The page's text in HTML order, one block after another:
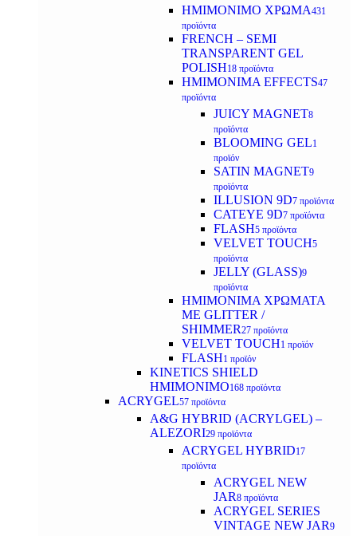
ΗΜΙΜΟΝΙΜΟ ΧΡΩΜΑ431
προϊόντα
FRENCH – SEMI
TRANSPARENT GEL
POLISH18 προϊόντα
HMIMONIMA EFFECTS47
προϊόντα
JUICY MAGNET8
προϊόντα
BLOOMING GEL1
προϊόν
SATIN MAGNET9
προϊόντα
ILLUSION 9D7 προϊόντα
CATEYE 9D7 προϊόντα
FLASH5 προϊόντα
VELVET TOUCH5
προϊόντα
JELLY (GLASS)9
προϊόντα
ΗΜΙΜΟΝΙΜA ΧΡΩΜΑΤΑ
ΜΕ GLITTER /
SHIMMER27 προϊόντα
VELVET TOUCH1 προϊόν
FLASH1 προϊόν
KINETICS SHIELD
ΗΜΙΜΟΝΙΜΟ168 προϊόντα
ACRYGEL57 προϊόντα
A&G HYBRID (ACRYLGEL) –
ALEZORI29 προϊόντα
ACRYGEL HYBRID17
προϊόντα
ACRYGEL NEW
JAR8 προϊόντα
ACRYGEL SERIES
VINTAGE NEW JAR9